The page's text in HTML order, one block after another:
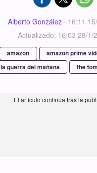
Alberto González· 16:11
Actualizado: 16:03 28/1/
amazon amazon prime
la guerra del mañana
the